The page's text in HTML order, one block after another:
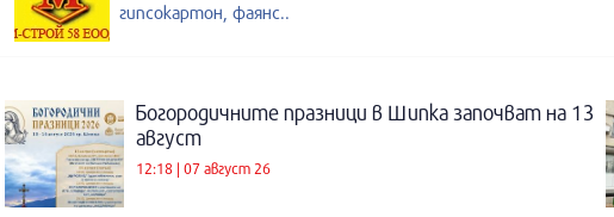
гипсокартон, фаянс..
Богородичните празници в Шипка започват на 13
август
12:18 | 07 август 26